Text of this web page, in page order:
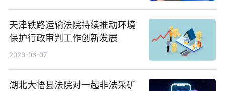
天津铁路运输法院持续推动环境
保护行政审判工作创新发展
2023-06-07
湖北大悟县法院对一起非法采矿